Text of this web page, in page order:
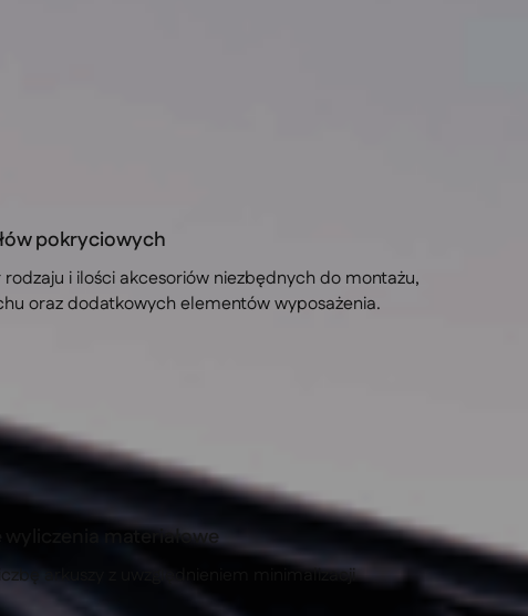
pokryciowych
i ilości akcesoriów niezbędnych do montażu,
oraz dodatkowych elementów wyposażenia.
wyliczenia materiałowe
arkuszy z uwzględnieniem minimalizacji